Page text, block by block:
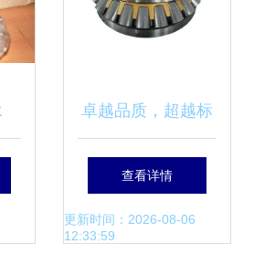
卓越品质，超越标
准 Ywy轴承的质量
坚守与创新引领
查看详情
更新时间：2026-08-06
12:33:59